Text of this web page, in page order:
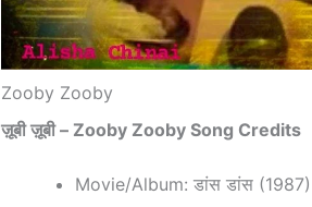
Zooby Zooby
ज़ूबी ज़ूबी – Zooby Zooby Song Credits
Movie/Album: डांस डांस (1987)